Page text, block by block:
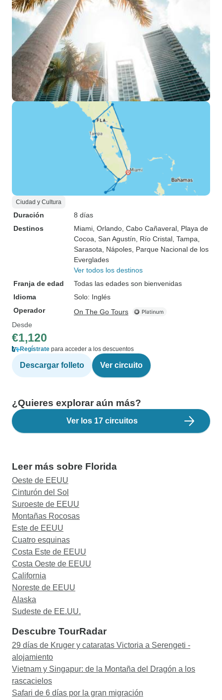
Ciudad y Cultura
Duración
8 días
Destinos
Miami , Orlando , Cabo Cañaveral , Playa de
Cocoa , San Agustín , Río Cristal , Tampa
Sarasota , Nápoles , Parque Nacional de los
Everglades
Ver todos los destinos
Franja de edad
Todas las edades son bienvenidas
Idioma
Solo: Inglés
Operador
On The Go Tours
Desde
€1,120
Regístrate para acceder a los descuentos
Descargar folleto Ver circuito
¿Quieres explorar aún más?
Ver los 17 circuitos
Leer más sobre Florida
Oeste de EEUU
Cinturón del Sol
Suroeste de EEUU
Montañas Rocosas
Este de EEUU
Cuatro esquinas
Costa Este de EEUU
Costa Oeste de EEUU
California
Noreste de EEUU
Alaska
Sudeste de EE.UU.
Descubre TourRadar
29 días de Kruger y cataratas Victoria a Serengeti -
alojamiento
Vietnam y Singapur: de la Montaña del Dragón a los
rascacielos
Safari de 6 días por la gran migración